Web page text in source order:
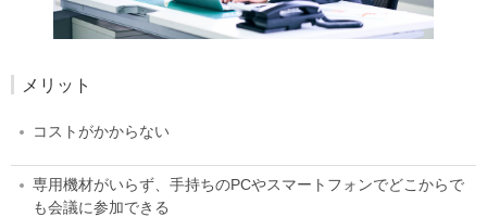
メリット
コストがかからない
専用機材がいらず、手持ちのPCやスマートフォンでどこからで
も会議に参加できる